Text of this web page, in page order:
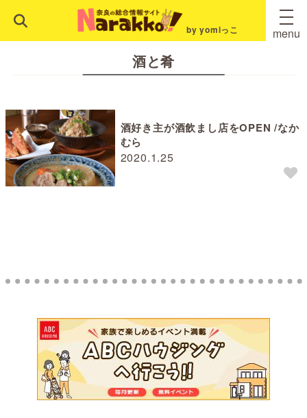
by yomiっこ menu
酒と肴
2020.1.25
酒好き主が酒飲まし店をOPEN /なか
むら